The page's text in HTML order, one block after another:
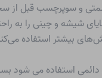
و سوپرچسب قبل
شیشه و چینی را به
بیشتر استفاده
دائمی استفاده می شود